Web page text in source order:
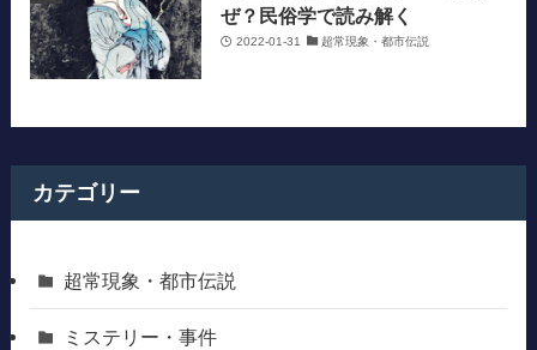
ぜ？民俗学で読み解く
2022-01-31 超常現象・都市伝説
カテゴリー
超常現象・都市伝説
ミステリー・事件